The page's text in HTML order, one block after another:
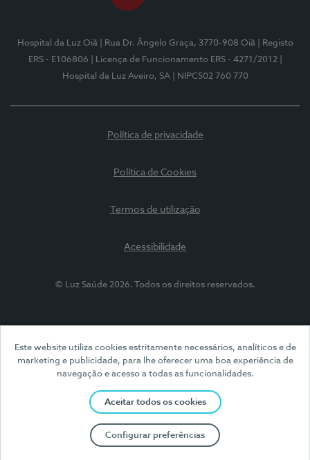
Este website utiliza cookies estritamente necessários, analíticos e de
marketing e publicidade, para lhe oferecer uma boa experiência de
navegação e acesso a todas as funcionalidades.
Aceitar todos os cookies
Configurar preferências
Hospital da Luz Oiã | Rua Dr. Ângelo Graça, 3770-908 Oiã
| Registo
ERS - E106806
| Licença de Funcionamento ERS - 4271/2012
Hospital da Luz Aveiro, SA
| NIPC502 760 770
Política de privacidade
Política de Cookies
Termos de utilização
Acessibilidade
© Luz Saúde 2026. Todos os direitos reservados.